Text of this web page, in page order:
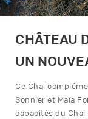
CHÂTEAU
UN
Ce Chai
Sonnier et Maïa
capacités du Chai